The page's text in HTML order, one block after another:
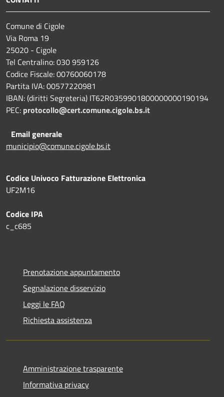
Comune di Cigole
Via Roma 19
25020 - Cigole
Tel Centralino: 030 959126
Codice Fiscale: 00760060178
Partita IVA: 00577220981
IBAN: (diritti Segreteria) IT62R0359901800000000190194
PEC: protocollo@cert.comune.cigole.bs.it
Email generale
municipio@comune.cigole.bs.it
Codice Univoco Fatturazione Elettronica
UF2M16
Codice IPA
c_c685
Prenotazione appuntamento
Segnalazione disservizio
Leggi le FAQ
Richiesta assistenza
Amministrazione trasparente
Informativa privacy